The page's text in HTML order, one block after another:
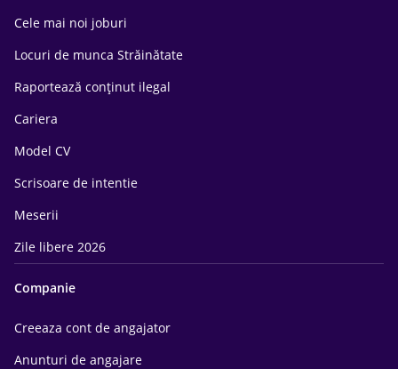
Cele mai noi joburi
Locuri de munca Străinătate
Raportează conținut ilegal
Cariera
Model CV
Scrisoare de intentie
Meserii
Zile libere 2026
Companie
Creeaza cont de angajator
Anunturi de angajare